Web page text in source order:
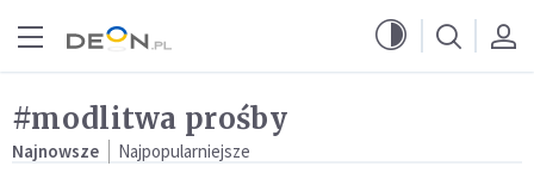
#modlitwa prośby
Najnowsze Najpopularniejsze